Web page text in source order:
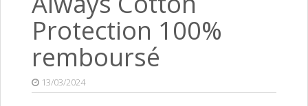
Protection 100%
remboursé
13/03/2024